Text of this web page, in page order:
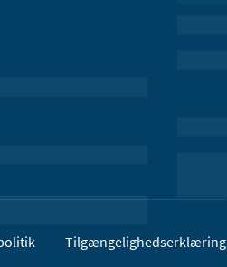
Tilgængelighedserklæring